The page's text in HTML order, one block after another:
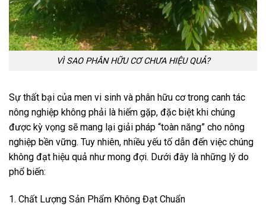
VÌ SAO PHÂN HỮU CƠ CHƯA HIỆU QUẢ?
Sự thất bại của men vi sinh và phân hữu cơ trong canh tác
nông nghiệp không phải là hiếm gặp, đặc biệt khi chúng
được kỳ vọng sẽ mang lại giải pháp “toàn năng” cho nông
nghiệp bền vững. Tuy nhiên, nhiều yếu tố dẫn đến việc chúng
không đạt hiệu quả như mong đợi. Dưới đây là những lý do
phổ biến:
1. Chất Lượng Sản Phẩm Không Đạt Chuẩn